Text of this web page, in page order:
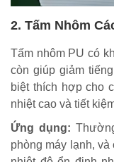
2. Tấm Nhôm
Tấm nhôm PU có
còn giúp giảm
biệt thích hợp cho
nhiệt cao và tiết
Ứng dụng:
phòng máy lạnh,